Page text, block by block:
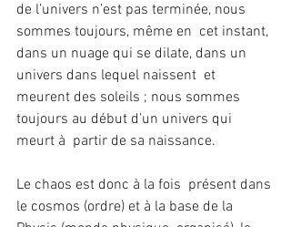
de l’univers n’est pas terminée, nous
sommes toujours, même en  cet instant,
dans un nuage qui se dilate, dans un
univers dans lequel naissent  et
meurent des soleils ; nous sommes
toujours au début d’un univers qui
meurt à  partir de sa naissance.
Le chaos est donc à la fois  présent dans
le cosmos (ordre) et à la base de la